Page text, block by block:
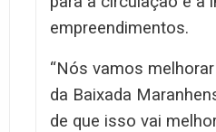
empreendimentos.
“Nós vamos
da Baixada
de que isso vai